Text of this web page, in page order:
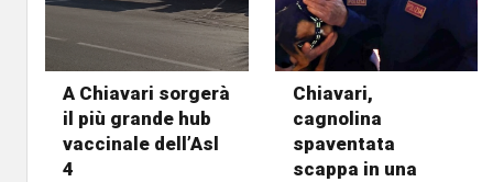
A Chiavari sorgerà
il più grande hub
vaccinale dell’Asl
4
Chiavari,
cagnolina
spaventata
scappa in una